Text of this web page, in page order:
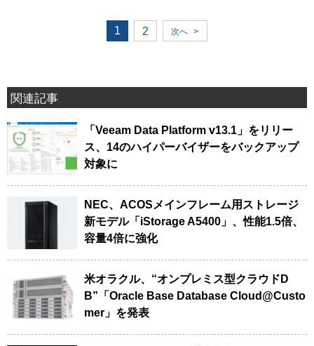
1 2 次へ >
関連記事
「Veeam Data Platform v13.1」をリリー
ス、14のハイパーバイザーをバックアップ
対象に
NEC、ACOSメインフレーム用ストレージ
新モデル「iStorage A5400」、性能1.5倍、
容量4倍に強化
米オラクル、“オンプレミス型クラウドD
B”「Oracle Base Database Cloud@Custo
mer」を発表